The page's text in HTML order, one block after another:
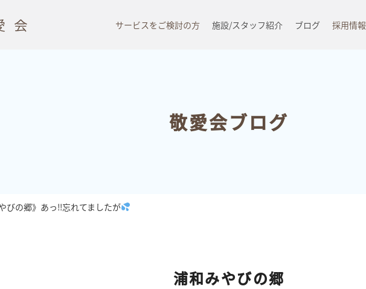
サービスをご検討の方 施設/スタッフ紹介 ブログ 採用情報
敬愛会ブログ
びの郷》あっ!!忘れてましたが
浦和みやびの郷